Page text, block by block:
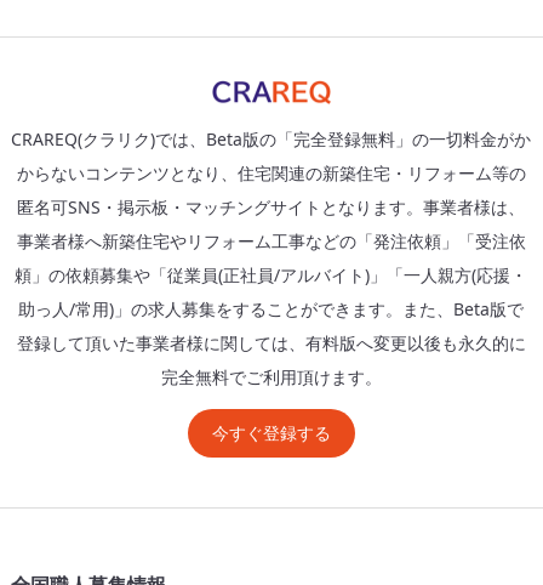
CRAREQ(クラリク)では、Beta版の「完全登録無料」の一切料金がか
からないコンテンツとなり、住宅関連の新築住宅・リフォーム等の
匿名可SNS・掲示板・マッチングサイトとなります。事業者様は、
事業者様へ新築住宅やリフォーム工事などの「発注依頼」「受注依
頼」の依頼募集や「従業員(正社員/アルバイト)」「一人親方(応援・
助っ人/常用)」の求人募集をすることができます。また、Beta版で
登録して頂いた事業者様に関しては、有料版へ変更以後も永久的に
完全無料でご利用頂けます。
今すぐ登録する